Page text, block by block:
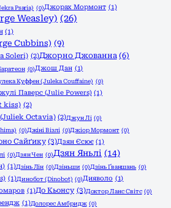
Psaria) (0)Джорах Мормонт (1)
Weasley) (26)
(1)
Cubbins) (9)
Soleri) (2)Джорно Джованна (6)
(0)Джош Дан (1)
Куффен (Juleka Couffaine) (0)
Паверс (Julie Powers) (1)
kiss) (2)
Octavia) (2)Джун Лі (0)
(0)Джіні Візлі (0)Джіор Мормонт (0)
Сайґику (3)Дзян Єсює (1)
(0)Дзян Чен (0)Дзян Яньлі (14)
(1)Дзінь Лін (0)Дзіньши (0)Дзінь Ґваншань (0)
(1)Динобот (Dinobot) (0)Дияволо (1)
(1)До Кьонсу (3)Доктор Ланс Світс (0)
(1)Долорес Амбридж (0)